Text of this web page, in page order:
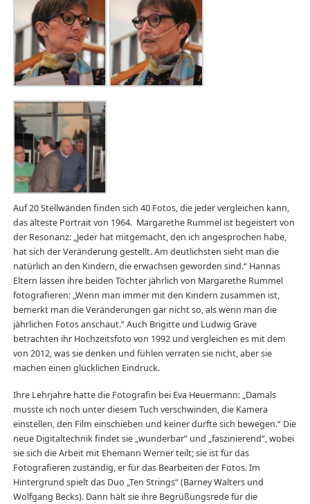
Auf 20 Stellwänden finden sich 40 Fotos, die jeder vergleichen kann,
das älteste Portrait von 1964. Margarethe Rummel ist begeistert von
der Resonanz: „Jeder hat mitgemacht, den ich angesprochen habe,
hat sich der Veränderung gestellt. Am deutlichsten sieht man die
natürlich an den Kindern, die erwachsen geworden sind.“ Hannas
Eltern lassen ihre beiden Töchter jährlich von Margarethe Rummel
fotografieren: „Wenn man immer mit den Kindern zusammen ist,
bemerkt man die Veränderungen gar nicht so, als wenn man die
jährlichen Fotos anschaut.“ Auch Brigitte und Ludwig Grave
betrachten ihr Hochzeitsfoto von 1992 und vergleichen es mit dem
von 2012, was sie denken und fühlen verraten sie nicht, aber sie
machen einen glücklichen Eindruck.
Ihre Lehrjahre hatte die Fotografin bei Eva Heuermann: „Damals
musste ich noch unter diesem Tuch verschwinden, die Kamera
einstellen, den Film einschieben und keiner durfte sich bewegen.“ Die
neue Digitaltechnik findet sie „wunderbar“ und „faszinierend“, wobei
sie sich die Arbeit mit Ehemann Werner teilt; sie ist für das
Fotografieren zuständig, er für das Bearbeiten der Fotos. Im
Hintergrund spielt das Duo „Ten Strings“ (Barney Walters und
Wolfgang Becks). Dann hält sie ihre Begrüßungsrede für die